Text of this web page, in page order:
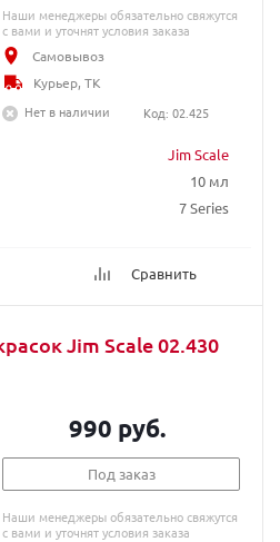
Jim Scale
10 мл
7 Series
Сравнить
Наши менеджеры обязательно свяжутся
с вами и уточнят условия заказа
Самовывоз
Курьер, ТК
Нет в наличии
Код: 02.425
Jim Scale 02.430
990 руб.
Под заказ
Наши менеджеры обязательно свяжутся
с вами и уточнят условия заказа